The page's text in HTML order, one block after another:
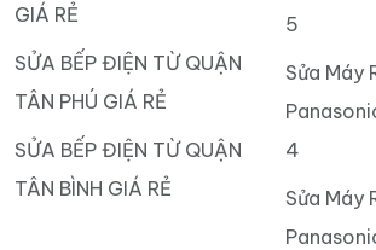
GIÁ RẺ
SỬA BẾP ĐIỆN TỪ QUẬN
TÂN PHÚ GIÁ RẺ
SỬA BẾP ĐIỆN TỪ QUẬN
TÂN BÌNH GIÁ RẺ
5
Sửa Máy
4
Sửa Máy